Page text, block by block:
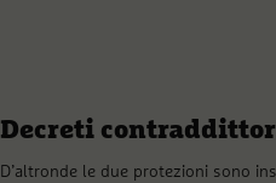
Decreti
D’altronde le due protezioni sono